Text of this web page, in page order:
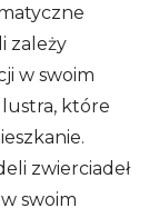
zależy
w swoim
które
zwierciadeł
swoim